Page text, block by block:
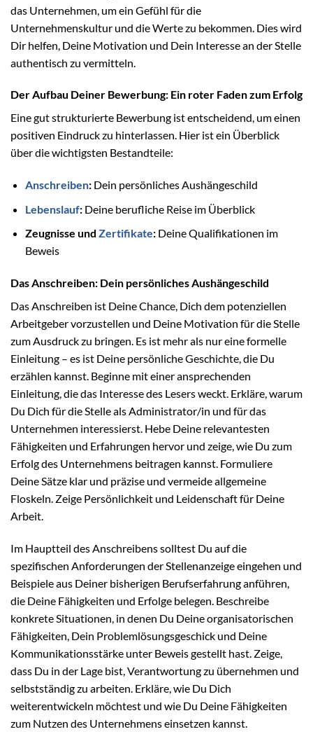
das Unternehmen, um ein Gefühl für die
Unternehmenskultur und die Werte zu bekommen. Dies wird
Dir helfen, Deine Motivation und Dein Interesse an der Stelle
authentisch zu vermitteln.
Der Aufbau Deiner Bewerbung: Ein roter Faden zum Erfolg
Eine gut strukturierte Bewerbung ist entscheidend, um einen
positiven Eindruck zu hinterlassen. Hier ist ein Überblick
über die wichtigsten Bestandteile:
Anschreiben:Dein persönliches Aushängeschild
Lebenslauf:Deine berufliche Reise im Überblick
Zeugnisse und Zertifikate:Deine Qualifikationen im
Beweis
Das Anschreiben: Dein persönliches Aushängeschild
Das Anschreiben ist Deine Chance, Dich dem potenziellen
Arbeitgeber vorzustellen und Deine Motivation für die Stelle
zum Ausdruck zu bringen. Es ist mehr als nur eine formelle
Einleitung – es ist Deine persönliche Geschichte, die Du
erzählen kannst. Beginne mit einer ansprechenden
Einleitung, die das Interesse des Lesers weckt. Erkläre, warum
Du Dich für die Stelle als Administrator/in und für das
Unternehmen interessierst. Hebe Deine relevantesten
Fähigkeiten und Erfahrungen hervor und zeige, wie Du zum
Erfolg des Unternehmens beitragen kannst. Formuliere
Deine Sätze klar und präzise und vermeide allgemeine
Floskeln. Zeige Persönlichkeit und Leidenschaft für Deine
Arbeit.
Im Hauptteil des Anschreibens solltest Du auf die
spezifischen Anforderungen der Stellenanzeige eingehen und
Beispiele aus Deiner bisherigen Berufserfahrung anführen,
die Deine Fähigkeiten und Erfolge belegen. Beschreibe
konkrete Situationen, in denen Du Deine organisatorischen
Fähigkeiten, Dein Problemlösungsgeschick und Deine
Kommunikationsstärke unter Beweis gestellt hast. Zeige,
dass Du in der Lage bist, Verantwortung zu übernehmen und
selbstständig zu arbeiten. Erkläre, wie Du Dich
weiterentwickeln möchtest und wie Du Deine Fähigkeiten
zum Nutzen des Unternehmens einsetzen kannst.